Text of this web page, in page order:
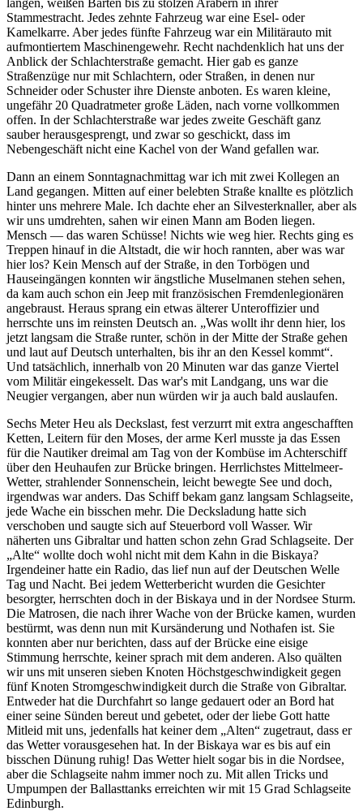
Stammestracht. Jedes zehnte Fahrzeug war eine Esel- oder
Kamelkarre. Aber jedes fünfte Fahrzeug war ein Militärauto mit
aufmontiertem Maschinengewehr. Recht nachdenklich hat uns der
Anblick der Schlachterstraße gemacht. Hier gab es ganze
Straßenzüge nur mit Schlachtern, oder Straßen, in denen nur
Schneider oder Schuster ihre Dienste anboten. Es waren kleine,
ungefähr 20 Quadratmeter große Läden, nach vorne vollkommen
offen. In der Schlachterstraße war jedes zweite Geschäft ganz
sauber herausgesprengt, und zwar so geschickt, dass im
Nebengeschäft nicht eine Kachel von der Wand gefallen war.
Dann an einem Sonntagnachmittag war ich mit zwei Kollegen an
Land gegangen. Mitten auf einer belebten Straße knallte es plötzlich
hinter uns mehrere Male. Ich dachte eher an Silvesterknaller, aber als
wir uns umdrehten, sahen wir einen Mann am Boden liegen.
Mensch — das waren Schüsse! Nichts wie weg hier. Rechts ging es
Treppen hinauf in die Altstadt, die wir hoch rannten, aber was war
hier los? Kein Mensch auf der Straße, in den Torbögen und
Hauseingängen konnten wir ängstliche Muselmanen stehen sehen,
da kam auch schon ein Jeep mit französischen Fremdenlegionären
angebraust. Heraus sprang ein etwas älterer Unteroffizier und
herrschte uns im reinsten Deutsch an.
Was wollt ihr denn hier, los
jetzt langsam die Straße runter, schön in der Mitte der Straße gehen
und laut auf Deutsch unterhalten, bis ihr an den Kessel kommt .
Und tatsächlich, innerhalb von 20 Minuten war das ganze Viertel
vom Militär eingekesselt. Das war's mit Landgang, uns war die
Neugier vergangen, aber nun würden wir ja auch bald auslaufen.
Sechs Meter Heu als Deckslast, fest verzurrt mit extra angeschafften
Ketten, Leitern für den Moses, der arme Kerl musste ja das Essen
für die Nautiker dreimal am Tag von der Kombüse im Achterschiff
über den Heuhaufen zur Brücke bringen. Herrlichstes Mittelmeer-
Wetter, strahlender Sonnenschein, leicht bewegte See und doch,
irgendwas war anders. Das Schiff bekam ganz langsam Schlagseite,
jede Wache ein bisschen mehr. Die Decksladung hatte sich
verschoben und saugte sich auf Steuerbord voll Wasser. Wir
näherten uns Gibraltar und hatten schon zehn Grad Schlagseite. Der
Alte
wollte doch wohl nicht mit dem Kahn in die Biskaya?
Irgendeiner hatte ein Radio, das lief nun auf der Deutschen Welle
Tag und Nacht. Bei jedem Wetterbericht wurden die Gesichter
besorgter, herrschten doch in der Biskaya und in der Nordsee Sturm.
Die Matrosen, die nach ihrer Wache von der Brücke kamen, wurden
bestürmt, was denn nun mit Kursänderung und Nothafen ist. Sie
konnten aber nur berichten, dass auf der Brücke eine eisige
Stimmung herrschte, keiner sprach mit dem anderen. Also quälten
wir uns mit unseren sieben Knoten Höchstgeschwindigkeit gegen
fünf Knoten Stromgeschwindigkeit durch die Straße von Gibraltar.
Entweder hat die Durchfahrt so lange gedauert oder an Bord hat
einer seine Sünden bereut und gebetet, oder der liebe Gott hatte
Mitleid mit uns, jedenfalls hat keiner dem
Alten
zugetraut, dass er
das Wetter vorausgesehen hat. In der Biskaya war es bis auf ein
bisschen Dünung ruhig! Das Wetter hielt sogar bis in die Nordsee,
aber die Schlagseite nahm immer noch zu. Mit allen Tricks und
Umpumpen der Ballasttanks erreichten wir mit 15 Grad Schlagseite
Edinburgh.